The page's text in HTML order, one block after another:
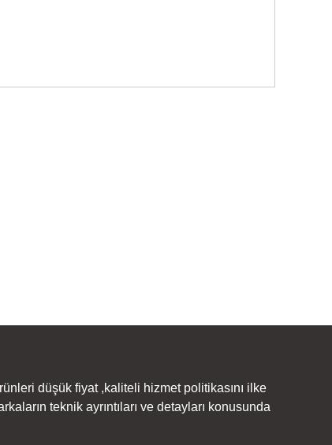
düşük fiyat ,kaliteli hizmet politikasını ilke
teknik ayrıntıları ve detayları konusunda